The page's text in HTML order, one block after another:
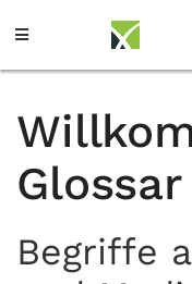
Glossar
Begriffe